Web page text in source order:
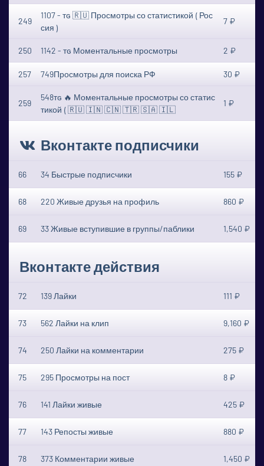
249
1107 - ᴛɢ 🇷🇺 Просмотры со статистикой ⟮ Рос
сия ⟯
7 ₽
250 1142 - ᴛɢ Моментальные просмотры 2 ₽
257 749Просмотры для поиска РФ 30 ₽
259
548ᴛɢ 🔥 Моментальные просмотры со статис
тикой ⟮ 🇷🇺 🇮🇳 🇨🇳 🇹🇷 🇸🇦 🇮🇱
1 ₽
Вконтакте подписчики
66 34 Быстрые подписчики 155 ₽
68 220 Живые друзья на профиль 860 ₽
69 33 Живые вступившие в группы/паблики 1,540 ₽
Вконтакте действия
72 139 Лайки 111 ₽
73 562 Лайки на клип 9,160 ₽
74 250 Лайки на комментарии 275 ₽
75 295 Просмотры на пост 8 ₽
76 141 Лайки живые 425 ₽
77 143 Репосты живые 880 ₽
78 373 Комментарии живые 1,450 ₽